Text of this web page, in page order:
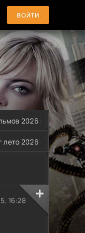
ВОЙТИ
2026
лето 2026
16:28